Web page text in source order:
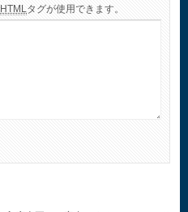
HTML タグが使用できます。